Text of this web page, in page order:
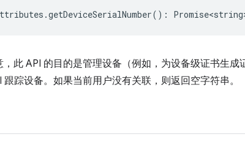
.getDeviceSerialNumber() :
此 API 的目的是管理设备（例如，为设备级证书生成
踪设备。如果当前用户没有关联，则返回空字符串。